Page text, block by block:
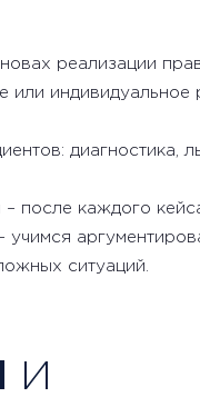
реализации
индивидуальное
после каждого
ситуаций.
И